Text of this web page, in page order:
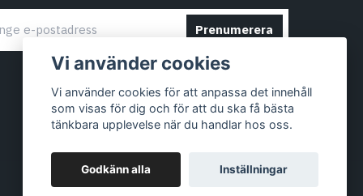
Prenumerera
Vi använder cookies
Vi använder cookies för att anpassa det innehåll
som visas för dig och för att du ska få bästa
tänkbara upplevelse när du handlar hos oss.
Godkänn alla Inställningar